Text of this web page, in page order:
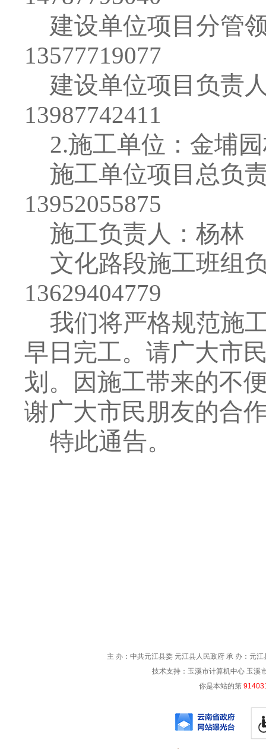
建设单位项目分管
13577719077
建设单位项目负责
13987742411
2.施工单位 ： 金埔
施工单位项目总负
13952055875
施工负责人 ：杨林
文化路段施工班组
13629404779
我们将严格规范施
早日完工。请广大市
划。因施工带来的不
谢广大市民朋友的合
特此通告。
主 办：中共元江县委 元江县人民政府 承 办：元
技术支持：玉溪市计算机中心 玉溪
你是本站的第